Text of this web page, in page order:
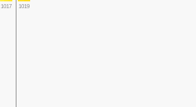
1017 1019